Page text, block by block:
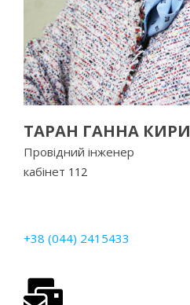
ТАРАН ГАННА
Провідний інженер
кабінет 112
+38 (044) 2415433